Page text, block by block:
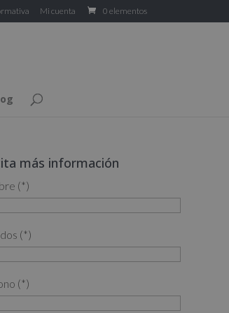
Mi cuenta 0 elementos
más información
(*)
(*)
(*)